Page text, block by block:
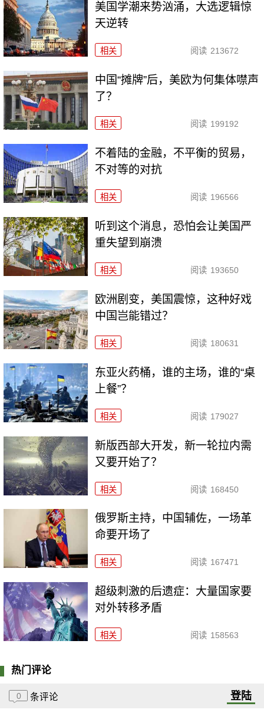
美国学潮来势汹涌，大选逻辑惊
天逆转
相关 阅读 213672
中国“摊牌”后，美欧为何集体噤声
了？
相关 阅读 199192
不着陆的金融，不平衡的贸易，
不对等的对抗
相关 阅读 196566
听到这个消息，恐怕会让美国严
重失望到崩溃
相关 阅读 193650
欧洲剧变，美国震惊，这种好戏
中国岂能错过？
相关 阅读 180631
东亚火药桶，谁的主场，谁的“桌
上餐”？
相关 阅读 179027
新版西部大开发，新一轮拉内需
又要开始了？
相关 阅读 168450
俄罗斯主持，中国辅佐，一场革
命要开场了
相关 阅读 167471
超级刺激的后遗症：大量国家要
对外转移矛盾
相关 阅读 158563
热门评论
0 条评论 登陆